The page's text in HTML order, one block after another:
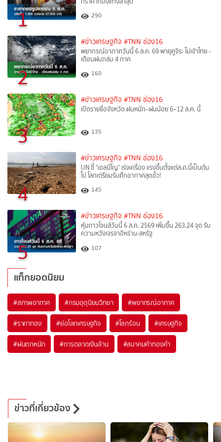
1 290
2
#ข่าวเศรษฐกิจ #TNN ช่อง16
พยากรณ์อากาศวันนี้ 6 ส.ค. 69 พายุคูจิระ ไม่เข้าไทย -
เตือนฝนถล่ม 4 ภาค
160
3
#ข่าวเศรษฐกิจ #TNN ช่อง16
เปิดรายชื่อจังหวัด ฝนหนัก–ฝนน้อย 6–12 ส.ค. นี้
135
4
#ข่าวเศรษฐกิจ #TNN ช่อง16
UN ชี้ "เอลนีโญ" เร่งเครื่อง แรงขึ้นตั้งแต่ส.ค.นี้เป็นต้น
ไป โลกเตรียมรับศึกอากาศสุดขั้ว!
145
5
#ข่าวเศรษฐกิจ #TNN ช่อง16
หุ้นดาวโจนส์วันนี้ 6 ส.ค. 2569 เพิ่มขึ้น 263.24 จุด รับ
ความหวังเจรจาอิหร่าน-สหรัฐ
107
แท็กยอดนิยม
#สภาพอากาศ #กรมอุตุนิยมวิทยา #พยากรณ์อากาศ
#ราคาทอง #ย่อโลกเศรษฐกิจ #โลกร้อน #เศรษฐกิจ
#ฝนตกหนัก #การตลาดเงินล้าน #สมาคมค้าทองคำ
ข่าวที่เกี่ยวข้อง